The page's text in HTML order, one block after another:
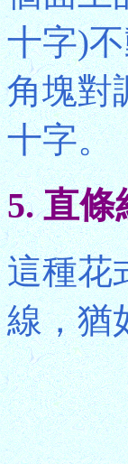
十字)
角塊對
十字。
5. 直條
這種花
線，猶